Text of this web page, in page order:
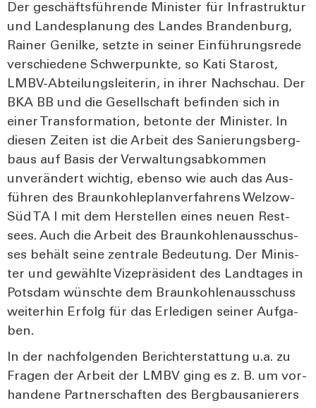
Der geschäfts­füh­ren­de Minis­ter für Infra­struk­tur
und Lan­des­pla­nung des Lan­des Bran­den­burg,
Rai­ner Genil­ke, setz­te in sei­ner Ein­füh­rungs­re­de
ver­schie­de­ne Schwer­punk­te, so Kati Sta­rost,
LMBV-Abtei­lungs­lei­te­rin, in ihrer Nach­schau. Der
BKA BB und die Gesell­schaft befin­den sich in
einer Trans­for­ma­ti­on, beton­te der Minis­ter. In
die­sen Zei­ten ist die Arbeit des Sanie­rungs­berg­
baus auf Basis der Ver­wal­tungs­ab­kom­men
unver­än­dert wich­tig, eben­so wie auch das Aus­
füh­ren des Braun­koh­le­plan­ver­fah­rens Wel­zow-
Süd TA I mit dem Her­stel­len eines neu­en Rest­
sees. Auch die Arbeit des Braun­koh­len­aus­schus­
ses behält sei­ne zen­tra­le Bedeu­tung. Der Minis­
ter und gewähl­te Vize­prä­si­dent des Land­ta­ges in
Pots­dam wünsch­te dem Braun­koh­len­aus­schuss
wei­ter­hin Erfolg für das Erle­di­gen sei­ner Auf­ga­
ben.
In der nach­fol­gen­den Bericht­erstat­tung u.a. zu
Fra­gen der Arbeit der LMBV ging es z. B. um vor­
han­de­ne Part­ner­schaf­ten des Berg­bau­sa­nie­rers